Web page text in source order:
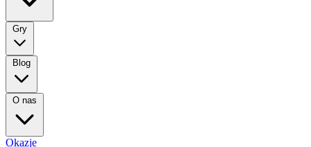
Gry
Blog
O nas
Okazje